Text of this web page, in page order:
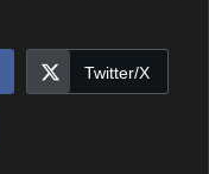
Twitter/X